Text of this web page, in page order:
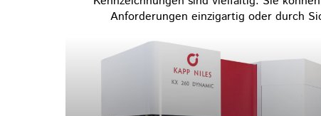
Anforderungen einzigartig oder durch